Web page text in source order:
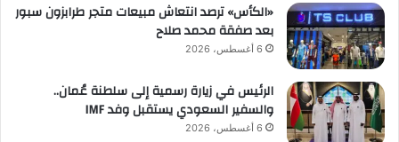
«الكأس» ترصد انتعاش مبيعات متجر طرابزون سبور
بعد صفقة محمد صلاح
6 أغسطس، 2026
الرئيس في زيارة رسمية إلى سلطنة عُمان..
والسفير السعودي يستقبل وفد IMF
6 أغسطس، 2026